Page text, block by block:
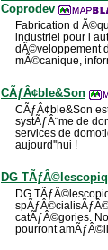
Coprodev
Fabrication d
industriel pour l
dÃ©veloppement
mÃ©canique,
CÃƒÂ¢ble&Son
CÃƒÂ¢ble&Son
systÃƒÂ¨me de
services de
aujourd''hui !
DG
DG
catÃƒÂ©gories.
pourront